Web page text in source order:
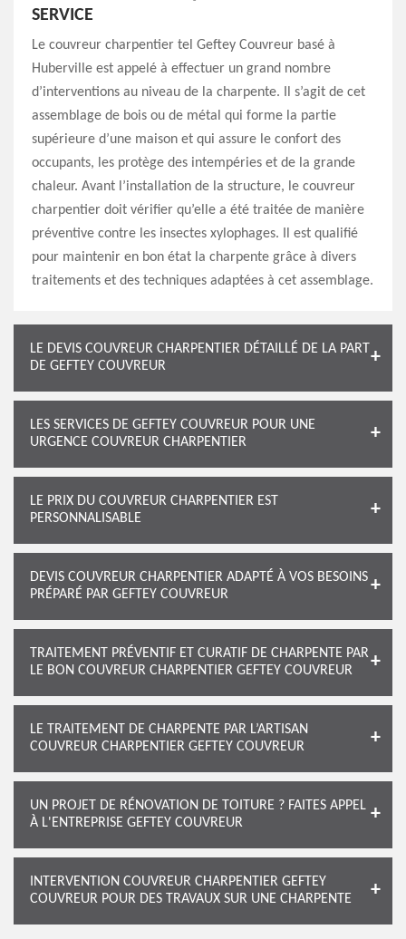
SERVICE
Le couvreur charpentier tel Geftey Couvreur basé à
Huberville est appelé à effectuer un grand nombre
d’interventions au niveau de la charpente. Il s’agit de cet
assemblage de bois ou de métal qui forme la partie
supérieure d’une maison et qui assure le confort des
occupants, les protège des intempéries et de la grande
chaleur. Avant l’installation de la structure, le couvreur
charpentier doit vérifier qu’elle a été traitée de manière
préventive contre les insectes xylophages. Il est qualifié
pour maintenir en bon état la charpente grâce à divers
traitements et des techniques adaptées à cet assemblage.
LE DEVIS COUVREUR CHARPENTIER DÉTAILLÉ DE LA PART
DE GEFTEY COUVREUR
LES SERVICES DE GEFTEY COUVREUR POUR UNE
URGENCE COUVREUR CHARPENTIER
LE PRIX DU COUVREUR CHARPENTIER EST
PERSONNALISABLE
DEVIS COUVREUR CHARPENTIER ADAPTÉ À VOS BESOINS
PRÉPARÉ PAR GEFTEY COUVREUR
TRAITEMENT PRÉVENTIF ET CURATIF DE CHARPENTE PAR
LE BON COUVREUR CHARPENTIER GEFTEY COUVREUR
LE TRAITEMENT DE CHARPENTE PAR L’ARTISAN
COUVREUR CHARPENTIER GEFTEY COUVREUR
UN PROJET DE RÉNOVATION DE TOITURE ? FAITES APPEL
À L'ENTREPRISE GEFTEY COUVREUR
INTERVENTION COUVREUR CHARPENTIER GEFTEY
COUVREUR POUR DES TRAVAUX SUR UNE CHARPENTE